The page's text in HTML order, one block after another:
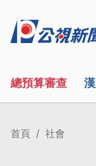
總預算審查
首頁 社會